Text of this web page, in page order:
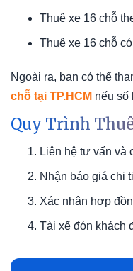
Thuê xe 16 chỗ
Thuê xe 16 chỗ
Ngoài ra, bạn có thể
chỗ tại TP.HCM nếu
Quy Trình Thuê
Liên hệ tư vấn và
Nhận báo giá chi
Xác nhận hợp
Tài xế đón khách